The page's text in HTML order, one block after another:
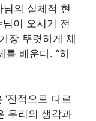
님의 실체적 현
이 오시기 전
장 뚜렷하게 체
를 배운다. “하
전적으로 다르
우리의 생각과